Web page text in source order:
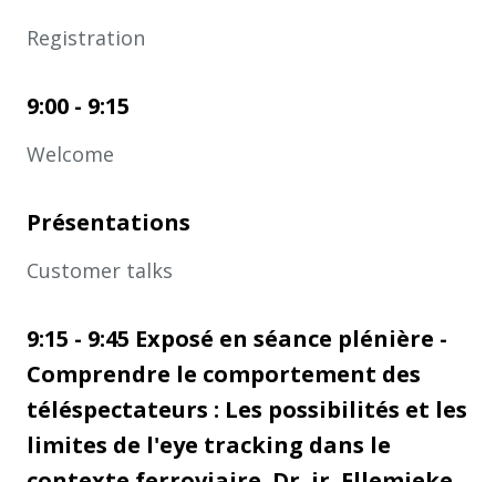
Registration
9:00 - 9:15
Welcome
Présentations
Customer talks
9:15 - 9:45 Exposé en séance plénière -
Comprendre le comportement des
téléspectateurs : Les possibilités et les
limites de l'eye tracking dans le